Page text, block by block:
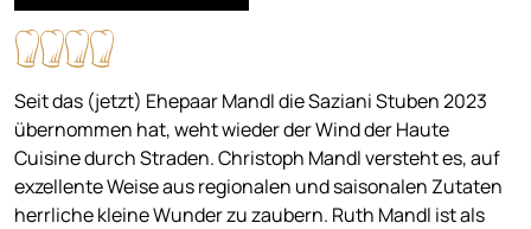
Seit das (jetzt) Ehepaar Mandl die Saziani Stuben 2023
übernommen hat, weht wieder der Wind der Haute
Cuisine durch Straden. Christoph Mandl versteht es, auf
exzellente Weise aus regionalen und saisonalen Zutaten
herrliche kleine Wunder zu zaubern. Ruth Mandl ist als